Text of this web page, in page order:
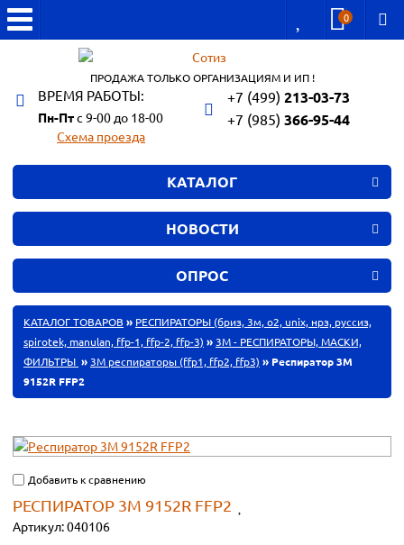
0
ПРОДАЖА ТОЛЬКО ОРГАНИЗАЦИЯМ И ИП !
ВРЕМЯ РАБОТЫ:
Пн-Птс 9-00 до 18-00
Схема проезда
+7 (499) 213-03-73
+7 (985) 366-95-44
КАТАЛОГ
НОВОСТИ
ОПРОС
КАТАЛОГ ТОВАРОВ » РЕСПИРАТОРЫ (бриз, 3м, o2, unix, нрз, руссиз,
spirotek, manulan, ffp-1, ffp-2, ffp-3) »3М - РЕСПИРАТОРЫ, МАСКИ,
ФИЛЬТРЫ »3М респираторы (ffp1, ffp2, ffp3) » Респиратор 3M
9152R FFP2
Добавить к сравнению
РЕСПИРАТОР 3M 9152R FFP2
Артикул:040106